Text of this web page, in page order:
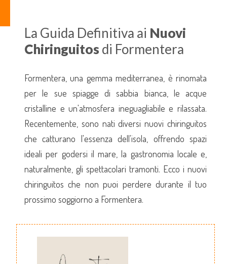
La Guida Definitiva ai Nuovi
Chiringuitos di Formentera
Formentera, una gemma mediterranea, è rinomata
per le sue spiagge di sabbia bianca, le acque
cristalline e un'atmosfera ineguagliabile e rilassata.
Recentemente, sono nati diversi nuovi chiringuitos
che catturano l'essenza dell'isola, offrendo spazi
ideali per godersi il mare, la gastronomia locale e,
naturalmente, gli spettacolari tramonti. Ecco i nuovi
chiringuitos che non puoi perdere durante il tuo
prossimo soggiorno a Formentera.